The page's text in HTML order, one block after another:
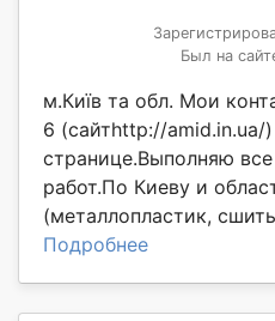
Был на
м.Київ та обл. Мои
6 (сайтhttp://amid.in.ua/
странице.Выполняю
работ.По Киеву и
(металлопластик,
Подробнее